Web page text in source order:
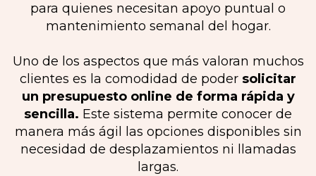
para quienes necesitan apoyo puntual o
mantenimiento semanal del hogar.
Uno de los aspectos que más valoran muchos
clientes es la comodidad de poder solicitar
un presupuesto online de forma rápida y
sencilla. Este sistema permite conocer de
manera más ágil las opciones disponibles sin
necesidad de desplazamientos ni llamadas
largas.